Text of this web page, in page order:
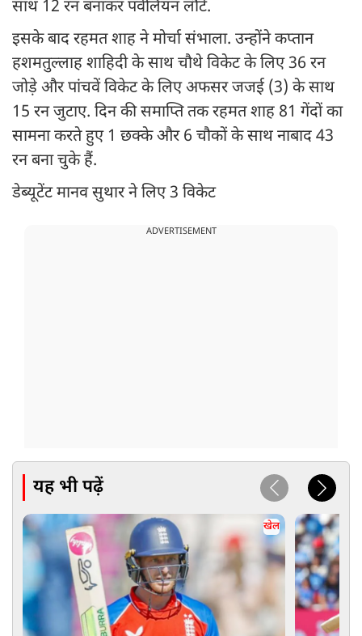
साथ 12 रन बनाकर पवेलियन लौटे.
इसके बाद रहमत शाह ने मोर्चा संभाला. उन्होंने कप्तान
हशमतुल्लाह शाहिदी के साथ चौथे विकेट के लिए 36 रन
जोड़े और पांचवें विकेट के लिए अफसर जजई (3) के साथ
15 रन जुटाए. दिन की समाप्ति तक रहमत शाह 81 गेंदों का
सामना करते हुए 1 छक्के और 6 चौकों के साथ नाबाद 43
रन बना चुके हैं.
डेब्यूटेंट मानव सुथार ने लिए 3 विकेट
ADVERTISEMENT
यह भी पढ़ें
खेल